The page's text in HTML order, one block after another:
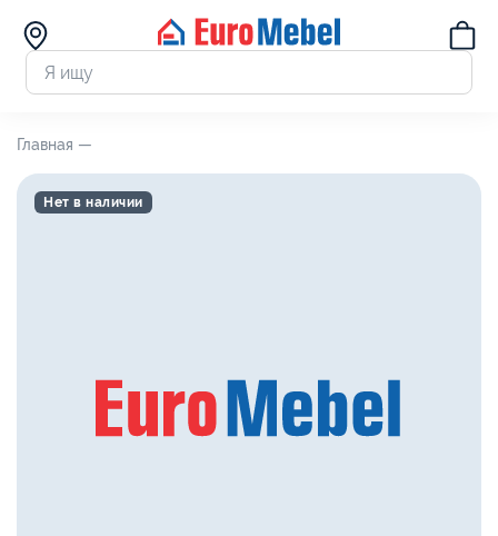
Главная —
Нет в наличии